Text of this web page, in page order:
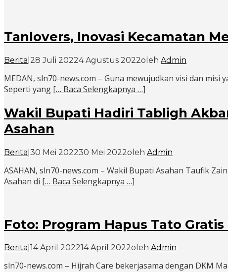
Tanlovers, Inovasi Kecamatan
Berita 28 Juli 20224 Agustus 2022oleh Admin
MEDAN, sln70-news.com – Guna mewujudkan visi dan
Seperti yang [… Baca Selengkapnya …]
Wakil Bupati Hadiri Tabligh
Asahan
Berita 30 Mei 202230 Mei 2022oleh Admin
ASAHAN, sln70-news.com – Wakil Bupati Asahan Taufik
Asahan di [… Baca Selengkapnya …]
Foto: Program Hapus Tato
Berita 14 April 202214 April 2022oleh Admin
sln70-news.com – Hijrah Care bekerjasama dengan DKM